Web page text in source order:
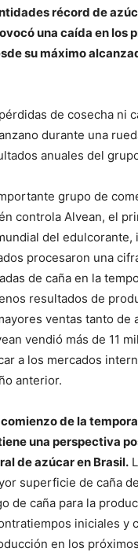
récord de
una caída en los
su máximo
de cosecha ni
durante una
anuales del
grupo de
controla Alvean, el
del edulcorante,
procesaron una
de caña en la
resultados de
ventas tanto de
vendió más de 11
a los mercados
anterior.
de la
una perspectiva
de azúcar en Brasil.
superficie de caña
de caña para la
iniciales y
en los